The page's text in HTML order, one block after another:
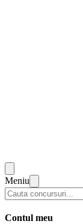
Meniu
Contul meu